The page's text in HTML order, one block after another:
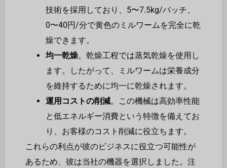
技術を採用しており、5〜7.5kg/バッチ、
0〜40円/分で黄色のミルワームを完全に乾
燥できます。
均一乾燥。乾燥工程では蒸気乾燥を使用し
ます。したがって、ミルワームは栄養成分
を維持するために均一に乾燥されます。
運用コストの削減。この機械は高効率性能
と低エネルギー消費という特徴を備えてお
り、お客様のコスト削減に役立ちます。
これらの利点が彼のビジネスに役立つ可能性が
あるため、彼は当社の機器を選択しました。注